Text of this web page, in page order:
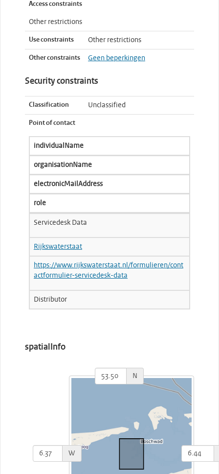
Access constraints
Other restrictions
Use constraints Other restrictions
Other constraints Geen beperkingen
Security constraints
Classification Unclassified
Point of contact
individualName
organisationName
electronicMailAddress
role
Servicedesk Data
Rijkswaterstaat
https://www.rijkswaterstaat.nl/formulieren/cont
actformulier-servicedesk-data
Distributor
spatialInfo
N
W